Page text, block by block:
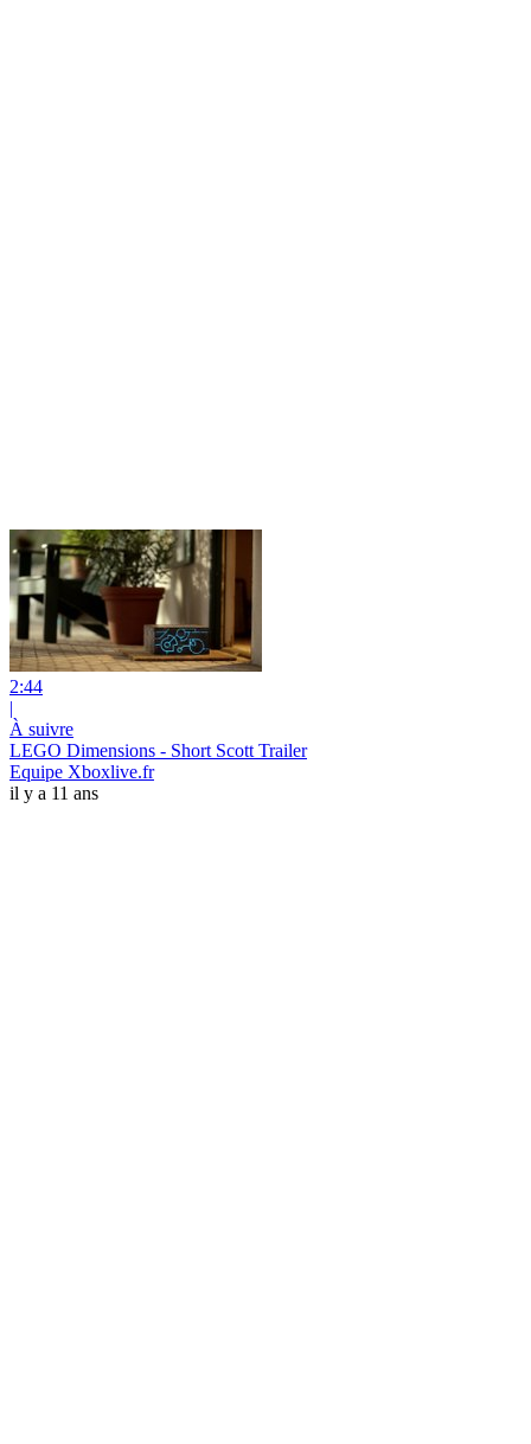
2:44
|
À suivre
LEGO Dimensions - Short Scott Trailer
Equipe Xboxlive.fr
il y a 11 ans